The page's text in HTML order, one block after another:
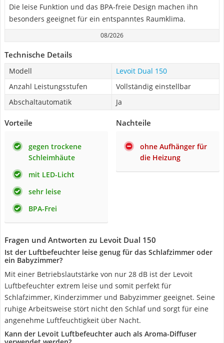
Die leise Funktion und das BPA-freie Design machen ihn
besonders geeignet für ein entspanntes Raumklima.
08/2026
Technische Details
Modell
Levoit Dual 150
Anzahl Leistungsstufen
Vollständig einstellbar
Abschaltautomatik
Ja
Vorteile
gegen trockene
Schleimhäute
mit LED-Licht
sehr leise
BPA-Frei
Nachteile
ohne Aufhänger für
die Heizung
Fragen und Antworten zu Levoit Dual 150
Ist der Luftbefeuchter leise genug für das Schlafzimmer oder
ein Babyzimmer?
Mit einer Betriebslautstärke von nur 28 dB ist der Levoit
Luftbefeuchter extrem leise und somit perfekt für
Schlafzimmer, Kinderzimmer und Babyzimmer geeignet. Seine
ruhige Arbeitsweise stört nicht den Schlaf und sorgt für eine
angenehme Luftfeuchtigkeit über Nacht.
Kann der Levoit Luftbefeuchter auch als Aroma-Diffuser